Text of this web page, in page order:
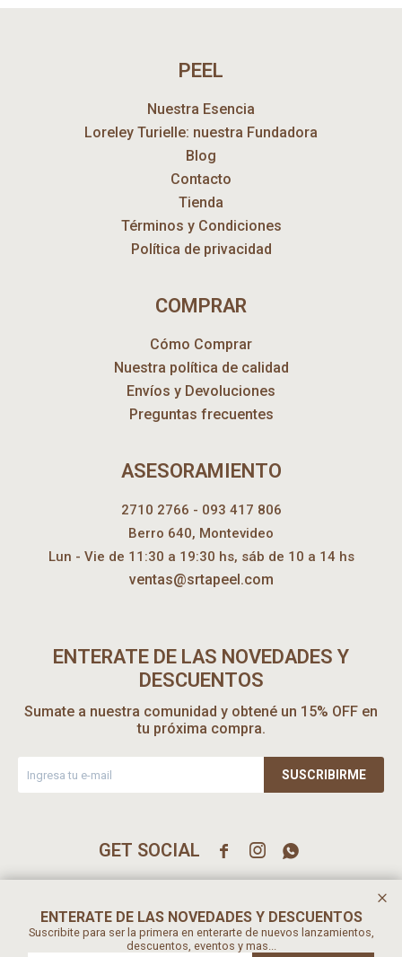
PEEL
Nuestra Esencia
Loreley Turielle: nuestra Fundadora
Blog
Contacto
Tienda
Términos y Condiciones
Política de privacidad
COMPRAR
Cómo Comprar
Nuestra política de calidad
Envíos y Devoluciones
Preguntas frecuentes
ASESORAMIENTO
2710 2766 - 093 417 806
Berro 640, Montevideo
Lun - Vie de 11:30 a 19:30 hs, sáb de 10 a 14 hs
ventas@srtapeel.com
ENTERATE DE LAS NOVEDADES Y
DESCUENTOS
Sumate a nuestra comunidad y obtené un 15% OFF en
tu próxima compra.
SUSCRIBIRME
  
ENTERATE DE LAS NOVEDADES Y DESCUENTOS
Suscribite para ser la primera en enterarte de nuevos lanzamientos,
descuentos, eventos y mas...